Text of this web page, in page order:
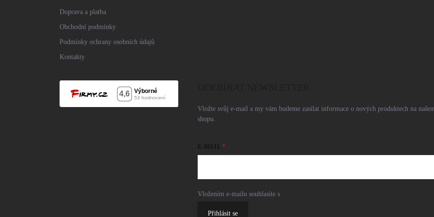
Doprava a platba
Obchodní podmínky
Podmínky ochrany osobních údajů
Kontakty
Vložte svůj e-mail a my vám budeme zasílat informace o nových produktech na
shopu.
E-MAIL
Vložením e-mailu souhlasíte s
Přihlásit se